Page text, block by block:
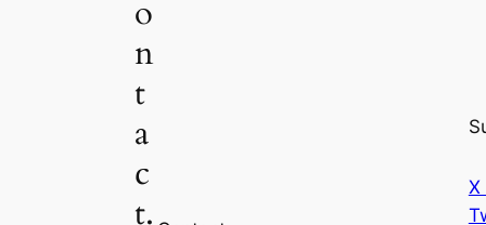
o
n
t
a
c
t.
X